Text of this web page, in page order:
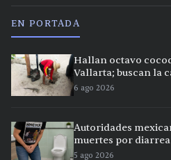
EN PORTADA
Hallan octavo
Vallarta; buscan la
6 ago 2026
Autoridades
muertes por diarrea
5 ago 2026